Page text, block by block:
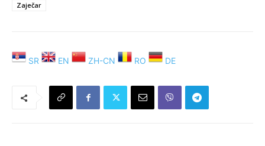
Zaječar
SR EN ZH-CN RO DE